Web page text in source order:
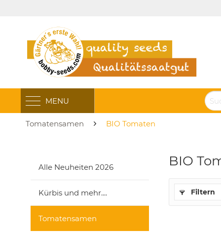
MENU
Tomatensamen BIO Tomaten
Alle Neuheiten 2026
Kürbis und mehr....
Tomatensamen
BIO
Filtern